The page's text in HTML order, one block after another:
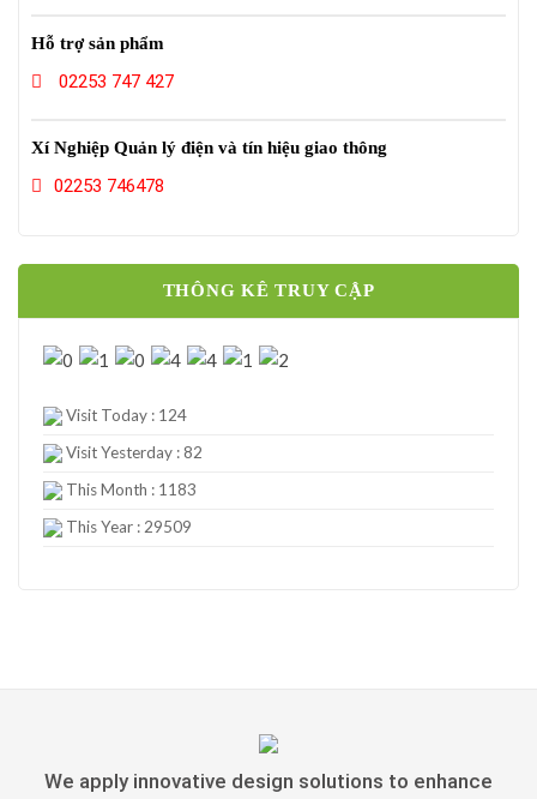
Hỗ trợ sản phẩm
02253 747 427
Xí Nghiệp Quản lý điện và tín hiệu giao thông
02253 746478
THÔNG KÊ TRUY CẬP
Visit Today : 124
Visit Yesterday : 82
This Month : 1183
This Year : 29509
We apply innovative design solutions to enhance